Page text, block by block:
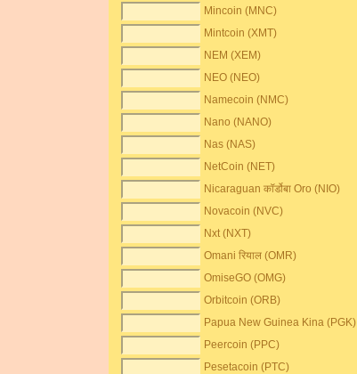
Mincoin (MNC)
Mintcoin (XMT)
NEM (XEM)
NEO (NEO)
Namecoin (NMC)
Nano (NANO)
Nas (NAS)
NetCoin (NET)
Nicaraguan कॉर्डोबा Oro (NIO)
Novacoin (NVC)
Nxt (NXT)
Omani रियाल (OMR)
OmiseGO (OMG)
Orbitcoin (ORB)
Papua New Guinea Kina (PGK)
Peercoin (PPC)
Pesetacoin (PTC)